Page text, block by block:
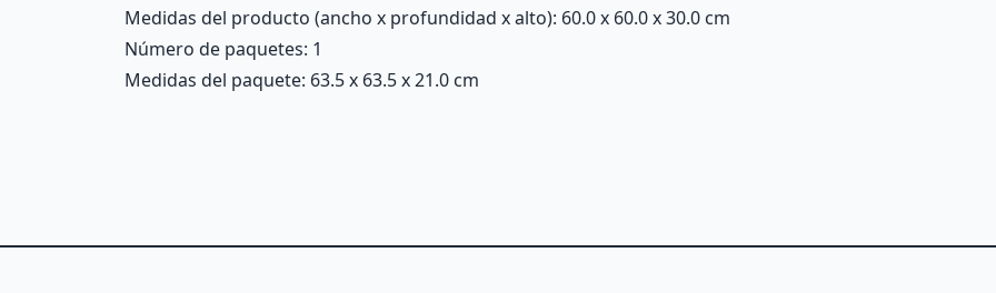
Medidas del producto (ancho x profundidad x alto): 60.0 x 60.0 x 30.0 cm
Número de paquetes: 1
Medidas del paquete: 63.5 x 63.5 x 21.0 cm